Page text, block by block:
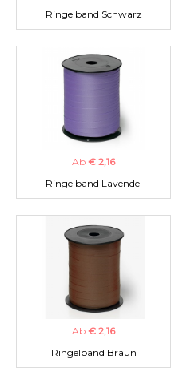
Ringelband Schwarz
Ab € 2,16
Ringelband Lavendel
Ab € 2,16
Ringelband Braun